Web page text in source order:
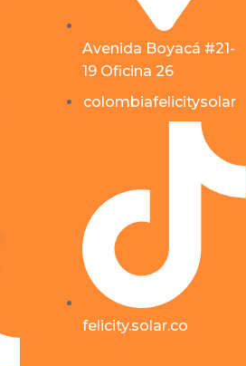
Avenida Boyacá #21-
19 Oficina 26
colombiafelicitysolar
felicity.solar.co